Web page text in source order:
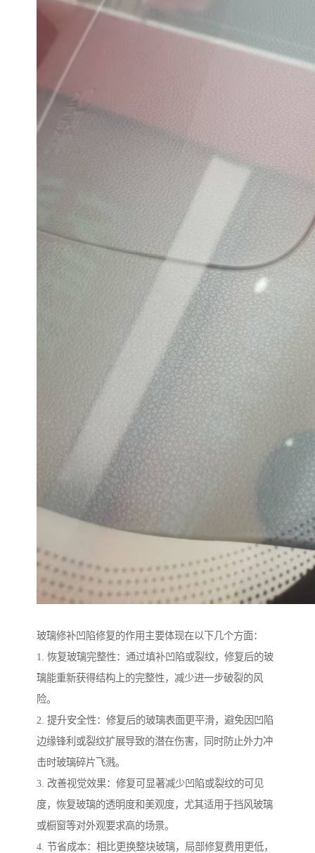
玻璃修补凹陷修复的作用主要体现在以下几个方面：
1. 恢复玻璃完整性：通过填补凹陷或裂纹，修复后的玻
璃能重新获得结构上的完整性，减少进一步破裂的风
险。
2. 提升安全性：修复后的玻璃表面更平滑，避免因凹陷
边缘锋利或裂纹扩展导致的潜在伤害，同时防止外力冲
击时玻璃碎片飞溅。
3. 改善视觉效果：修复可显著减少凹陷或裂纹的可见
度，恢复玻璃的透明度和美观度，尤其适用于挡风玻璃
或橱窗等对外观要求高的场景。
4. 节省成本：相比更换整块玻璃，局部修复费用更低，